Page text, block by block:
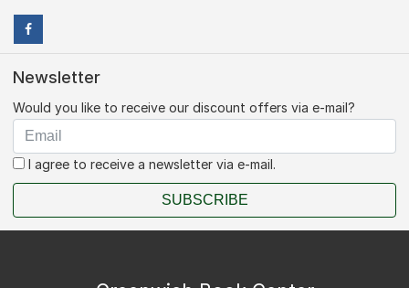
Newsletter
Would you like to receive our discount offers via e-mail?
I agree to receive a newsletter via e-mail.
SUBSCRIBE